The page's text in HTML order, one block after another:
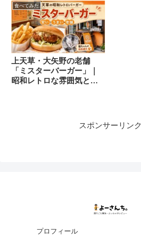
食べてみた
上天草・大矢野の老舗
「ミスターバーガー」｜
昭和レトロな雰囲気と安
スポンサーリンク
プロフィール